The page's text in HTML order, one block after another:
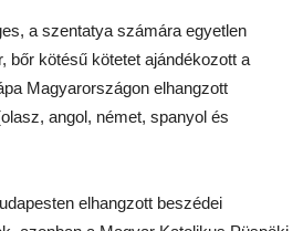
a szentatya számára egyetlen
bőr kötésű kötetet ajándékozott a
Magyarországon elhangzott
angol, német, spanyol és
elhangzott beszédei